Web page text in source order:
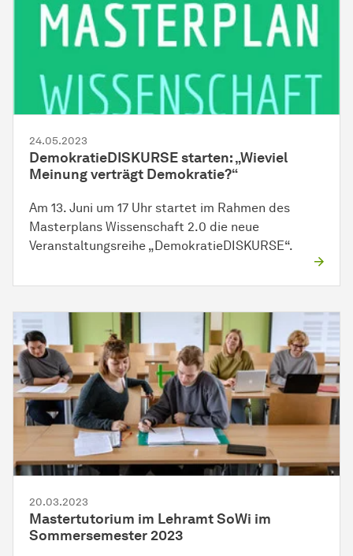
24.05.2023
DemokratieDISKURSE starten: „Wieviel
Meinung verträgt Demokratie?“
Am 13. Juni um 17 Uhr startet im Rahmen des
Masterplans Wissenschaft 2.0 die neue
Veranstaltungsreihe „DemokratieDISKURSE“.
20.03.2023
Mastertutorium im Lehramt SoWi im
Sommersemester 2023